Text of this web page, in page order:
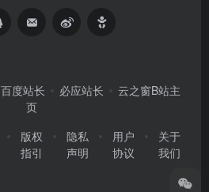
百度站长 必应站长
云之窗B站主
页
版权
指引
隐私
声明
用户
协议
关于
我们